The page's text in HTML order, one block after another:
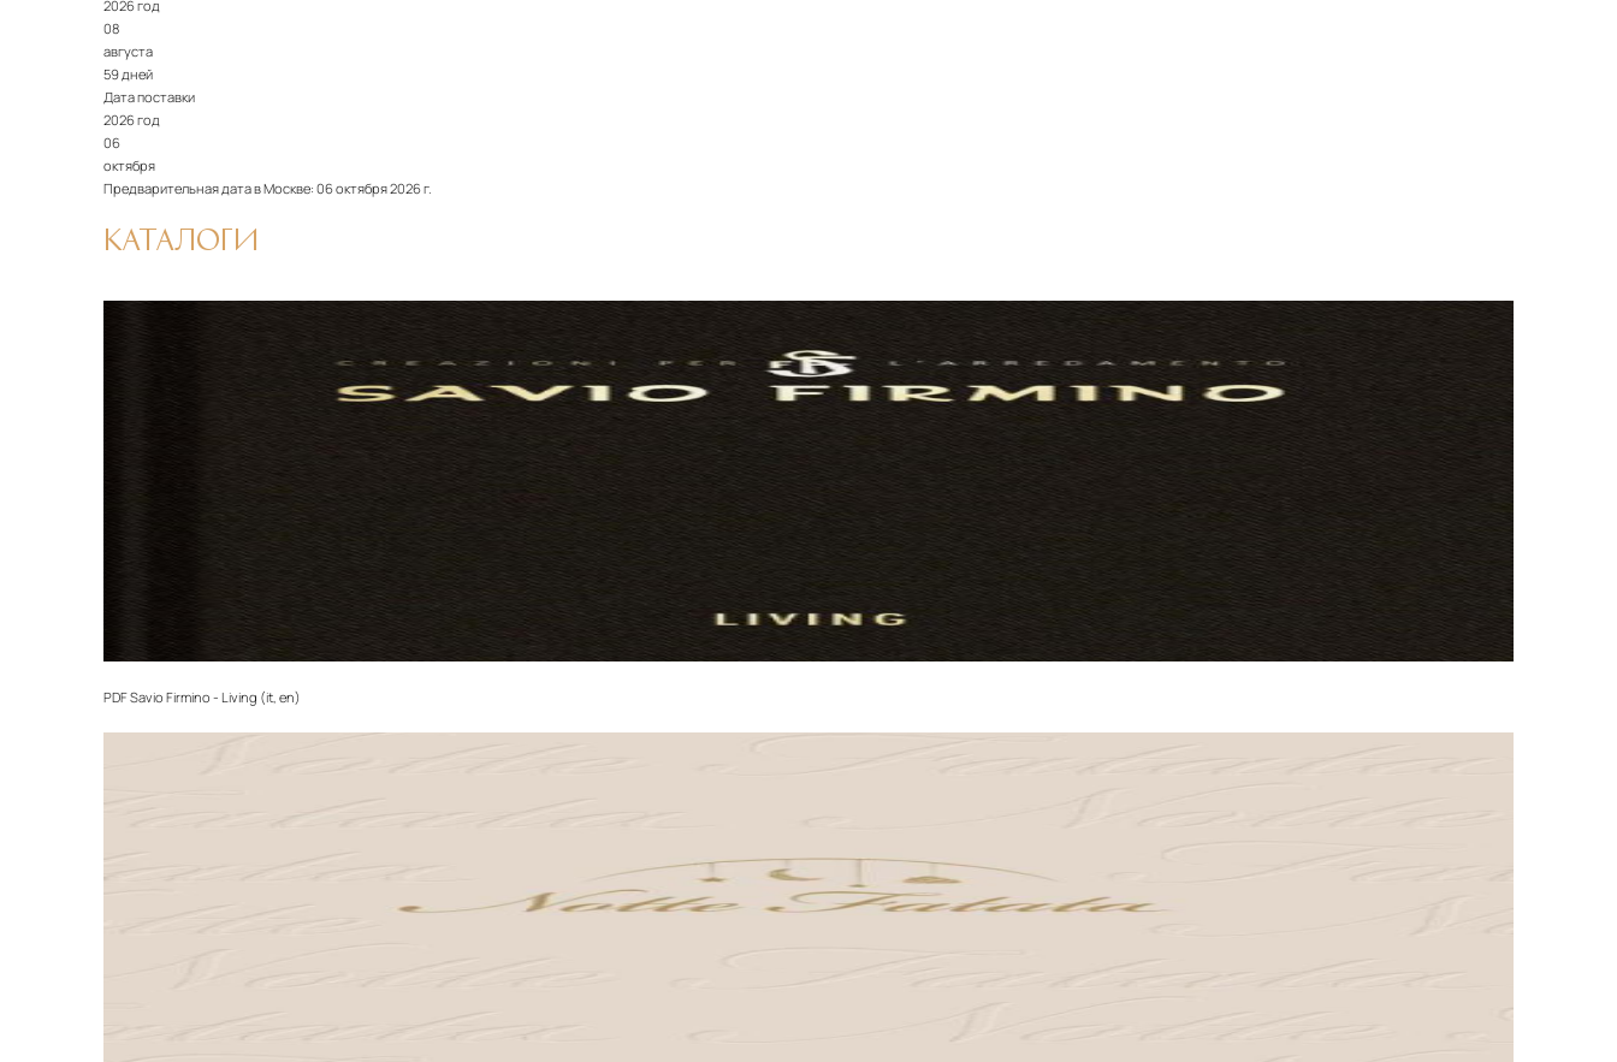
2026 год
08
августа
59 дней
Дата поставки
2026 год
06
октября
Предварительная дата в Москве:06 октября 2026 г.
КАТАЛОГИ
PDFSavio Firmino - Living (it, en)‎